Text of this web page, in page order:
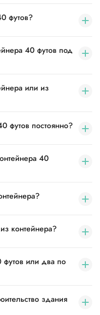
футов?
40 футов под
или из
футов постоянно?
40
контейнера?
или два по
здания